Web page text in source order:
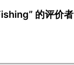
的评价者